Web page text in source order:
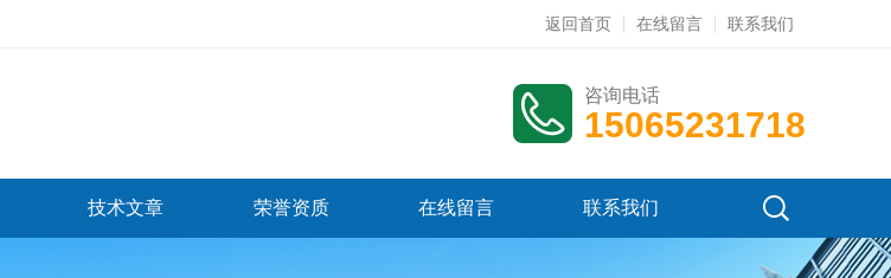
返回首页 在线留言 联系我们
咨询电话
15065231718
技术文章 荣誉资质 在线留言 联系我们